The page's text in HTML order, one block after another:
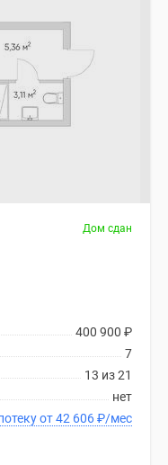
Дом сдан
400 900 ₽
7
13 из 21
нет
В ипотеку от 42 606₽/мес